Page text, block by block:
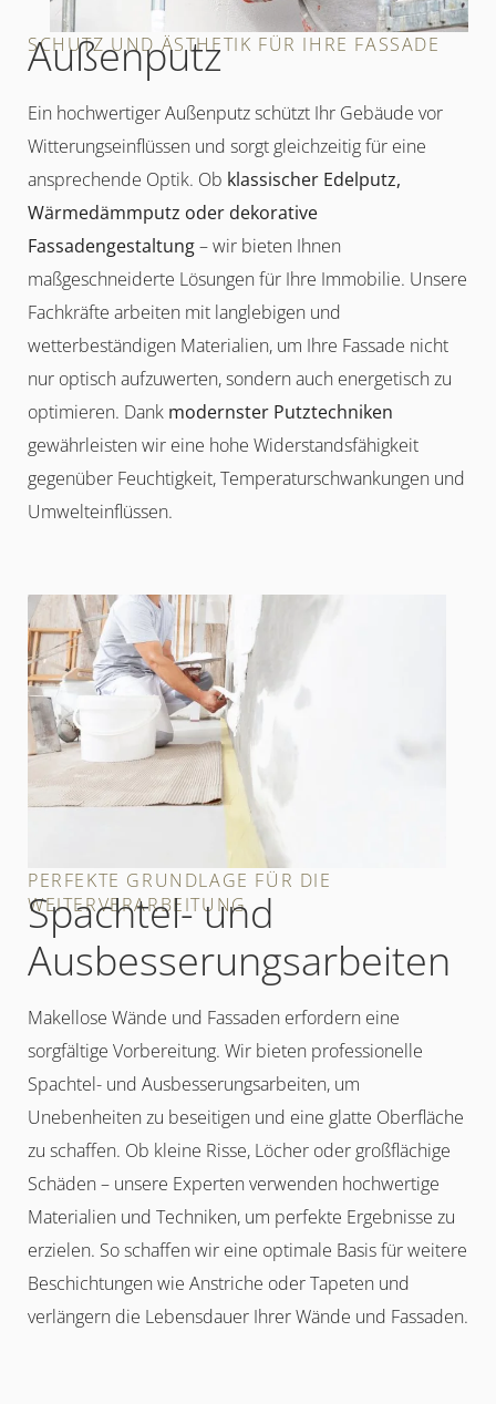
SCHUTZ UND ÄSTHETIK FÜR IHRE FASSADE
Außenputz
Ein hochwertiger Außenputz schützt Ihr Gebäude vor
Witterungseinflüssen und sorgt gleichzeitig für eine
ansprechende Optik. Ob klassischer Edelputz,
Wärmedämmputz oder dekorative
Fassadengestaltung– wir bieten Ihnen
maßgeschneiderte Lösungen für Ihre Immobilie. Unsere
Fachkräfte arbeiten mit langlebigen und
wetterbeständigen Materialien, um Ihre Fassade nicht
nur optisch aufzuwerten, sondern auch energetisch zu
optimieren. Dank modernster Putztechniken
gewährleisten wir eine hohe Widerstandsfähigkeit
gegenüber Feuchtigkeit, Temperaturschwankungen und
Umwelteinflüssen.
PERFEKTE GRUNDLAGE FÜR DIE
WEITERVERARBEITUNG
Spachtel- und
Ausbesserungsarbeiten
Makellose Wände und Fassaden erfordern eine
sorgfältige Vorbereitung. Wir bieten professionelle
Spachtel- und Ausbesserungsarbeiten, um
Unebenheiten zu beseitigen und eine glatte Oberfläche
zu schaffen. Ob kleine Risse, Löcher oder großflächige
Schäden – unsere Experten verwenden hochwertige
Materialien und Techniken, um perfekte Ergebnisse zu
erzielen. So schaffen wir eine optimale Basis für weitere
Beschichtungen wie Anstriche oder Tapeten und
verlängern die Lebensdauer Ihrer Wände und Fassaden.